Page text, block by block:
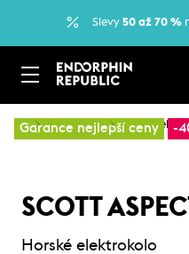
Slevy 50 až 70 %
Garance nejlepší ceny -
… Elektrokola Horská
SCOTT
Horské elektrokolo